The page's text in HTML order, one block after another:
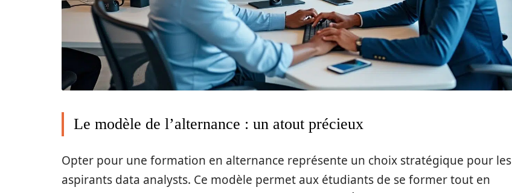
Le modèle de l’alternance : un atout précieux
Opter pour une formation en alternance représente un choix stratégique pour les
aspirants data analysts. Ce modèle permet aux étudiants de se former tout en